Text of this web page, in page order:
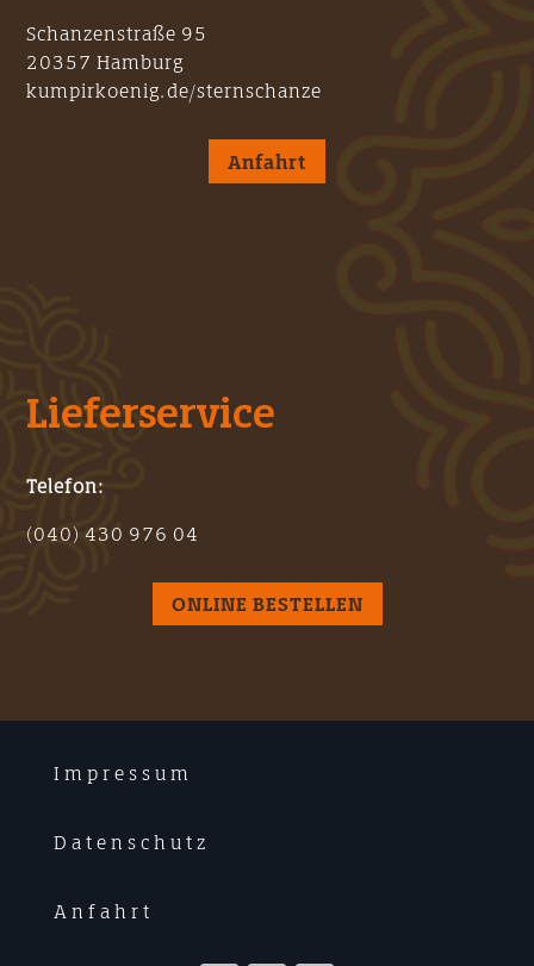
Schanzenstraße 95
20357 Hamburg
kumpirkoenig.de/sternschanze
Anfahrt
Lieferservice
Telefon:
(040) 430 976 04
ONLINE BESTELLEN
Impressum
Datenschutz
Anfahrt